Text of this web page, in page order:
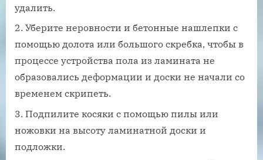
удалить.
Уберите неровности и бетонные нашлепки с
помощью долота или большого скребка, чтобы в
процессе устройства пола из ламината не
образовались деформации и доски не начали со
временем скрипеть.
Подпилите косяки с помощью пилы или
ножовки на высоту ламинатной доски и
подложки.